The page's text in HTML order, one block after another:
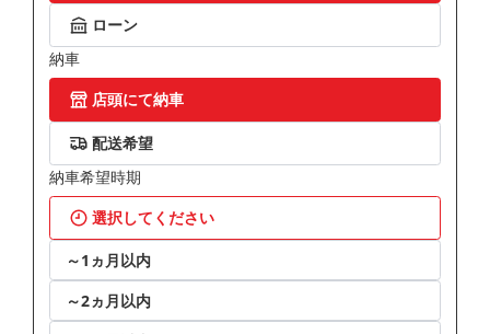
ローン
納車
店頭にて納車
配送希望
納車希望時期
選択してください
～1ヵ月以内
～2ヵ月以内